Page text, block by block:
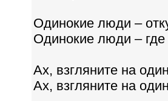
Одинокие люди –
Одинокие люди –
Ах, взгляните на
Ах, взгляните на